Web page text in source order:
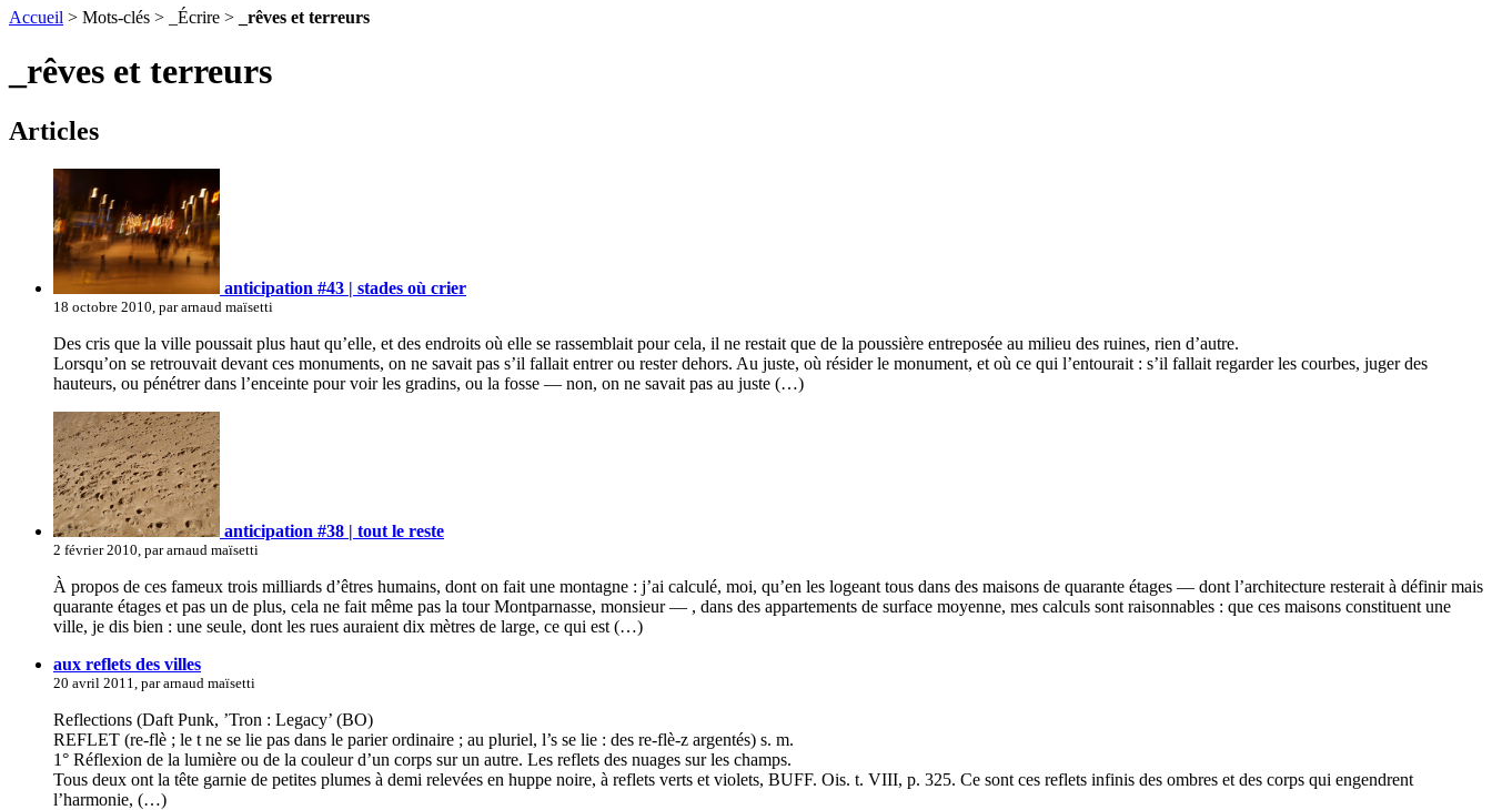
Accueil > Mots-clés > _Écrire > _rêves et terreurs
_rêves et terreurs
Articles
anticipation #43 | stades où crier
18 octobre 2010, par arnaud maïsetti
Des cris que la ville poussait plus haut qu’elle, et des endroits où elle se rassemblait pour cela, il ne restait que de la poussière entreposée au milieu des ruines, rien d’autre.
Lorsqu’on se retrouvait devant ces monuments, on ne savait pas s’il fallait entrer ou rester dehors. Au juste, où résider le monument, et où ce qui l’entourait : s’il fallait regarder les courbes, juger des
hauteurs, ou pénétrer dans l’enceinte pour voir les gradins, ou la fosse — non, on ne savait pas au juste (…)
anticipation #38 | tout le reste
2 février 2010, par arnaud maïsetti
À propos de ces fameux trois milliards d’êtres humains, dont on fait une montagne : j’ai calculé, moi, qu’en les logeant tous dans des maisons de quarante étages — dont l’architecture resterait à définir mais
quarante étages et pas un de plus, cela ne fait même pas la tour Montparnasse, monsieur — , dans des appartements de surface moyenne, mes calculs sont raisonnables : que ces maisons constituent une
ville, je dis bien : une seule, dont les rues auraient dix mètres de large, ce qui est (…)
aux reflets des villes
20 avril 2011, par arnaud maïsetti
Reflections (Daft Punk, ’Tron : Legacy’ (BO)
REFLET (re-flè ; le t ne se lie pas dans le parier ordinaire ; au pluriel, l’s se lie : des re-flè-z argentés) s. m.
1° Réflexion de la lumière ou de la couleur d’un corps sur un autre. Les reflets des nuages sur les champs.
Tous deux ont la tête garnie de petites plumes à demi relevées en huppe noire, à reflets verts et violets, BUFF. Ois. t. VIII, p. 325. Ce sont ces reflets infinis des ombres et des corps qui engendrent
l’harmonie, (…)